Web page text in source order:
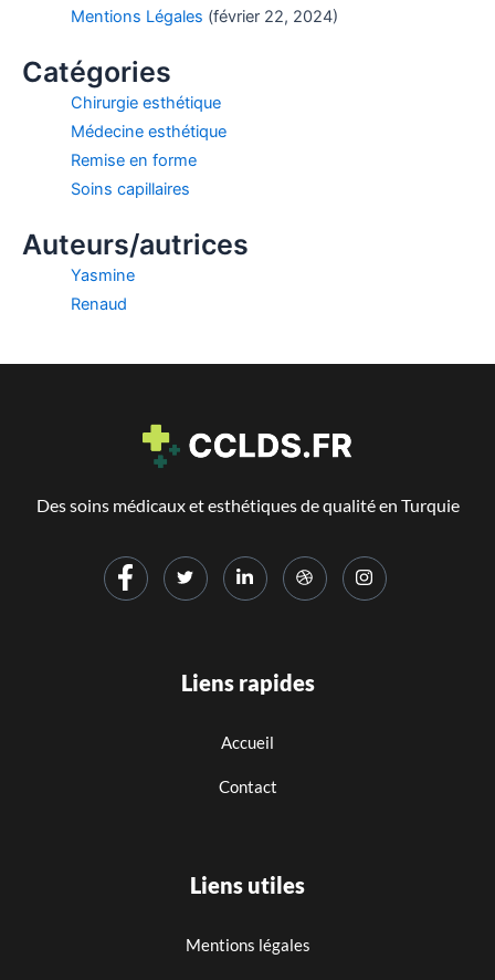
Mentions Légales (février 22, 2024)
Catégories
Chirurgie esthétique
Médecine esthétique
Remise en forme
Soins capillaires
Auteurs/autrices
Yasmine
Renaud
Des soins médicaux et esthétiques de qualité en Turquie
Liens rapides
Accueil
Contact
Liens utiles
Mentions légales